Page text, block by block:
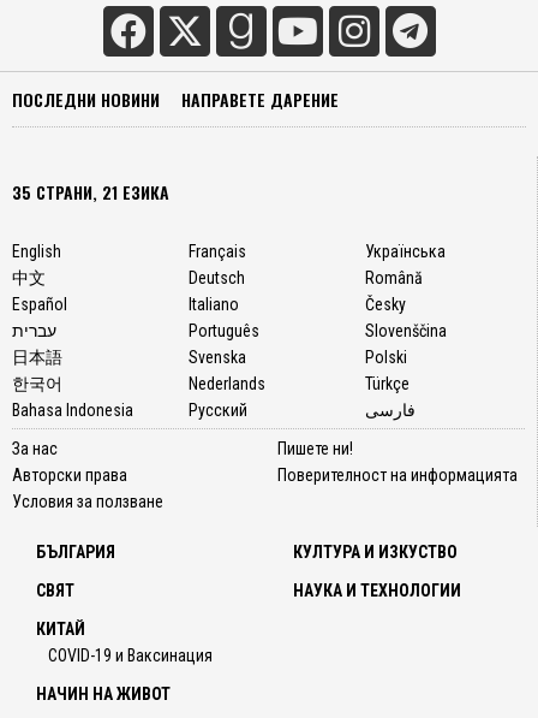
ПОСЛЕДНИ НОВИНИ НАПРАВЕТЕ ДАРЕНИЕ
35 СТРАНИ, 21 ЕЗИКА
English
中文
Español
עברית
日本語
한국어
Bahasa Indonesia
Français
Deutsch
Italiano
Português
Svenska
Nederlands
Русский
Українська
Română
Česky
Slovenščina
Polski
Türkçe
فارسی
За нас
Авторски права
Условия за ползване
Пишете ни!
Поверителност на информацията
БЪЛГАРИЯ
СВЯТ
КИТАЙ
COVID-19 и Ваксинация
КУЛТУРА И ИЗКУСТВО
НАУКА И ТЕХНОЛОГИИ
НАЧИН НА ЖИВОТ